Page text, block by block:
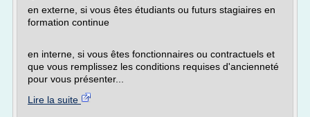
en externe, si vous êtes étudiants ou futurs stagiaires en
formation continue
en interne, si vous êtes fonctionnaires ou contractuels et
que vous remplissez les conditions requises d'ancienneté
pour vous présenter...
Lire la suite